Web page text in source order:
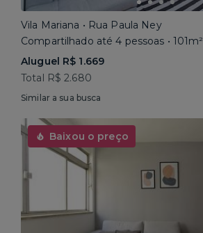
Vila Mariana • Rua Paula Ney
Compartilhado até 4 pessoas • 101m²
Aluguel R$ 1.669
Total R$ 2.680
Similar a sua busca
Baixou o preço